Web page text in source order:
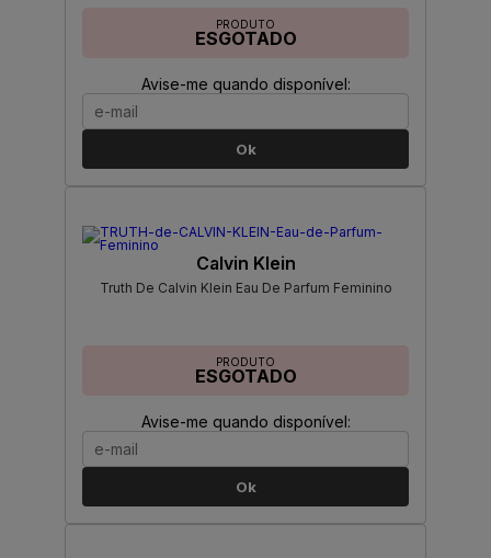
PRODUTO
ESGOTADO
Avise-me quando disponível:
Ok
Calvin Klein
Truth De Calvin Klein Eau De Parfum Feminino
PRODUTO
ESGOTADO
Avise-me quando disponível:
Ok